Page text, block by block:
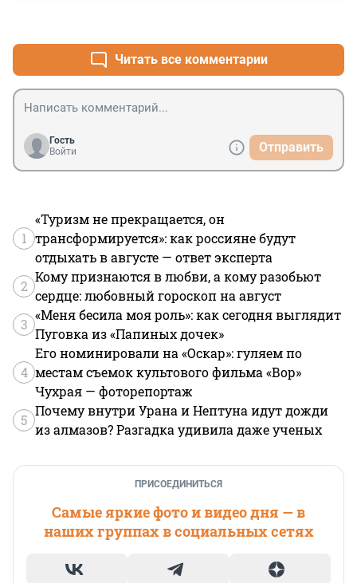
Читать все комментарии
Гость
Войти
Отправить
1
«Туризм не прекращается, он
трансформируется»: как россияне будут
отдыхать в августе — ответ эксперта
2
Кому признаются в любви, а кому разобьют
сердце: любовный гороскоп на август
3
«Меня бесила моя роль»: как сегодня выглядит
Пуговка из «Папиных дочек»
4
Его номинировали на «Оскар»: гуляем по
местам съемок культового фильма «Вор»
Чухрая — фоторепортаж
5
Почему внутри Урана и Нептуна идут дожди
из алмазов? Разгадка удивила даже ученых
ПРИСОЕДИНИТЬСЯ
Самые яркие фото и видео дня — в
наших группах в социальных сетях